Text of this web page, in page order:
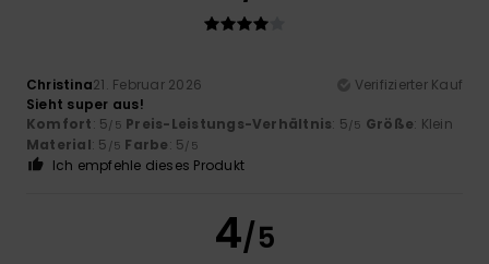
Christina21. Februar 2026
Verifizierter Kauf
Sieht super aus!
Komfort: 5/5 Preis-Leistungs-Verhältnis: 5/5 Größe: Klein
Material: 5 /5 Farbe: 5/5
Ich empfehle dieses Produkt
4/5